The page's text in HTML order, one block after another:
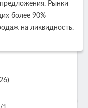
Рынки
более 90%
на ликвидность.